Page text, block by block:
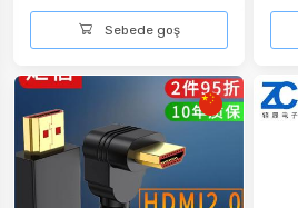
Sebede goş